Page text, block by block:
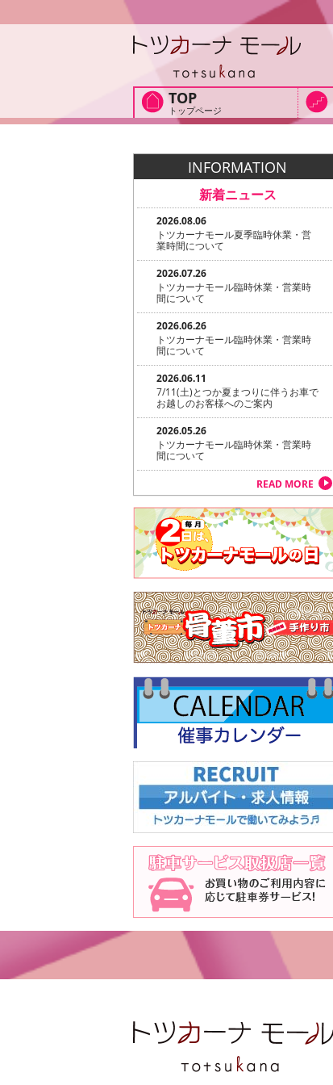
TOP
トップページ
INFORMATION
新着ニュース
2026.08.06
トツカーナモール夏季臨時休業・営
業時間について
2026.07.26
トツカーナモール臨時休業・営業時
間について
2026.06.26
トツカーナモール臨時休業・営業時
間について
2026.06.11
7/11(土)とつか夏まつりに伴うお車で
お越しのお客様へのご案内
2026.05.26
トツカーナモール臨時休業・営業時
間について
READ MORE